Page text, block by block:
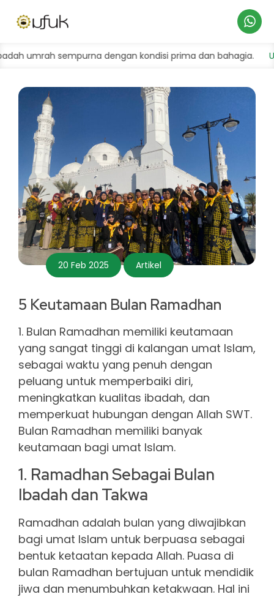
Umroh
sempurna dengan kondisi prima dan bahagia.
20 Feb 2025 Artikel
5 Keutamaan Bulan Ramadhan
1. Bulan Ramadhan memiliki keutamaan
yang sangat tinggi di kalangan umat Islam,
sebagai waktu yang penuh dengan
peluang untuk memperbaiki diri,
meningkatkan kualitas ibadah, dan
memperkuat hubungan dengan Allah SWT.
Bulan Ramadhan memiliki banyak
keutamaan bagi umat Islam.
1. Ramadhan Sebagai Bulan
Ibadah dan Takwa
Ramadhan adalah bulan yang diwajibkan
bagi umat Islam untuk berpuasa sebagai
bentuk ketaatan kepada Allah. Puasa di
bulan Ramadhan bertujuan untuk mendidik
jiwa dan menumbuhkan ketakwaan. Hal ini